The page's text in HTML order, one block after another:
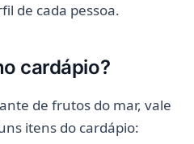
de cada pessoa.
cardápio?
de frutos do mar, vale
itens do cardápio: